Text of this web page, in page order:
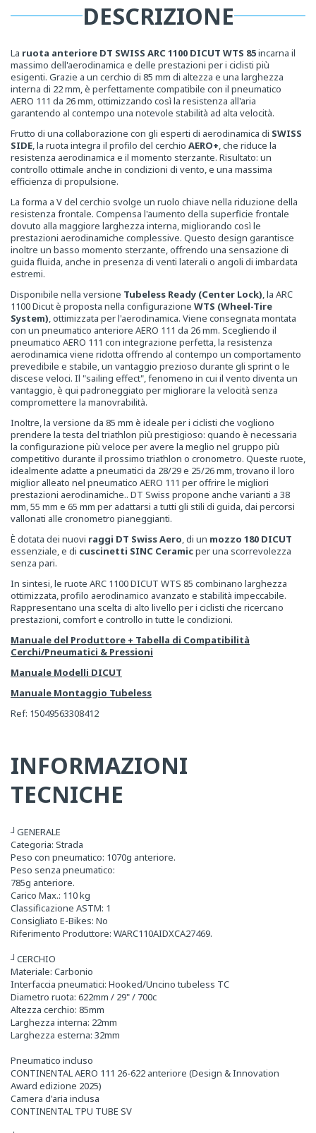
DESCRIZIONE
La ruota anteriore DT SWISS ARC 1100 DICUT WTS 85incarna il
massimo dell'aerodinamica e delle prestazioni per i ciclisti più
esigenti. Grazie a un cerchio di 85 mm di altezza e una larghezza
interna di 22 mm, è perfettamente compatibile con il pneumatico
AERO 111 da 26 mm, ottimizzando così la resistenza all'aria
garantendo al contempo una notevole stabilità ad alta velocità.
Frutto di una collaborazione con gli esperti di aerodinamica di SWISS
SIDE, la ruota integra il profilo del cerchio AERO+, che riduce la
resistenza aerodinamica e il momento sterzante. Risultato: un
controllo ottimale anche in condizioni di vento, e una massima
efficienza di propulsione.
La forma a V del cerchio svolge un ruolo chiave nella riduzione della
resistenza frontale. Compensa l'aumento della superficie frontale
dovuto alla maggiore larghezza interna, migliorando così le
prestazioni aerodinamiche complessive. Questo design garantisce
inoltre un basso momento sterzante, offrendo una sensazione di
guida fluida, anche in presenza di venti laterali o angoli di imbardata
estremi.
Disponibile nella versione Tubeless Ready (Center Lock), la ARC
1100 Dicut è proposta nella configurazione WTS (Wheel-Tire
System), ottimizzata per l'aerodinamica. Viene consegnata montata
con un pneumatico anteriore AERO 111 da 26 mm. Scegliendo il
pneumatico AERO 111 con integrazione perfetta, la resistenza
aerodinamica viene ridotta offrendo al contempo un comportamento
prevedibile e stabile, un vantaggio prezioso durante gli sprint o le
discese veloci. Il "sailing effect", fenomeno in cui il vento diventa un
vantaggio, è qui padroneggiato per migliorare la velocità senza
compromettere la manovrabilità.
Inoltre, la versione da 85 mm è ideale per i ciclisti che vogliono
prendere la testa del triathlon più prestigioso: quando è necessaria
la configurazione più veloce per avere la meglio nel gruppo più
competitivo durante il prossimo triathlon o cronometro. Queste ruote,
idealmente adatte a pneumatici da 28/29 e 25/26 mm, trovano il loro
miglior alleato nel pneumatico AERO 111 per offrire le migliori
prestazioni aerodinamiche.. DT Swiss propone anche varianti a 38
mm, 55 mm e 65 mm per adattarsi a tutti gli stili di guida, dai percorsi
vallonati alle cronometro pianeggianti.
È dotata dei nuovi raggi DT Swiss Aero, di un mozzo 180 DICUT
essenziale, e di cuscinetti SINC Ceramicper una scorrevolezza
senza pari.
In sintesi, le ruote ARC 1100 DICUT WTS 85 combinano larghezza
ottimizzata, profilo aerodinamico avanzato e stabilità impeccabile.
Rappresentano una scelta di alto livello per i ciclisti che ricercano
prestazioni, comfort e controllo in tutte le condizioni.
Manuale del Produttore + Tabella di Compatibilità
Cerchi/Pneumatici & Pressioni
Manuale Modelli DICUT
Manuale Montaggio Tubeless
Ref: 15049563308412
INFORMAZIONI
TECNICHE
┘GENERALE
Categoria: Strada
Peso con pneumatico: 1070g anteriore.
Peso senza pneumatico:
785g anteriore.
Carico Max.: 110 kg
Classificazione ASTM: 1
Consigliato E-Bikes: No
Riferimento Produttore: WARC110AIDXCA27469.
┘CERCHIO
Materiale: Carbonio
Interfaccia pneumatici: Hooked/Uncino tubeless TC
Diametro ruota: 622mm / 29" / 700c
Altezza cerchio: 85mm
Larghezza interna: 22mm
Larghezza esterna: 32mm
Pneumatico incluso
CONTINENTAL AERO 111 26-622 anteriore (Design & Innovation
Award edizione 2025)
Camera d'aria inclusa
CONTINENTAL TPU TUBE SV